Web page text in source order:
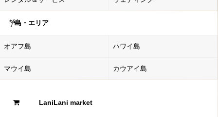
島・エリア
オアフ島 ハワイ島
マウイ島 カウアイ島
LaniLani market